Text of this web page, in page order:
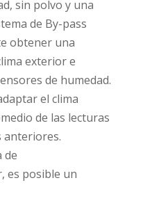
sin polvo y una
de By-pass
obtener una
exterior e
de humedad.
el clima
de las lecturas
anteriores.
de
es posible un